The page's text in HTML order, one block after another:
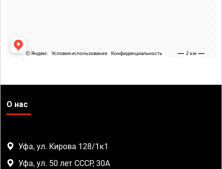
О нас
Уфа, ул. Кирова 128/1к1
Уфа, ул. 50 лет СССР, 30А